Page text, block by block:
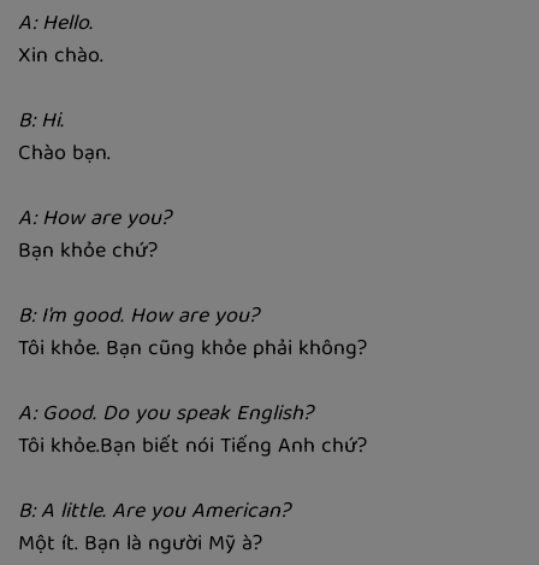
A: Hello.
Xin chào.
B: Hi.
Chào bạn.
A: How are you?
Bạn khỏe chứ?
B: I'm good. How are you?
Tôi khỏe. Bạn cũng khỏe phải không?
A: Good. Do you speak English?
Tôi khỏe.Bạn biết nói Tiếng Anh chứ?
B: A little. Are you American?
Một ít. Bạn là người Mỹ à?